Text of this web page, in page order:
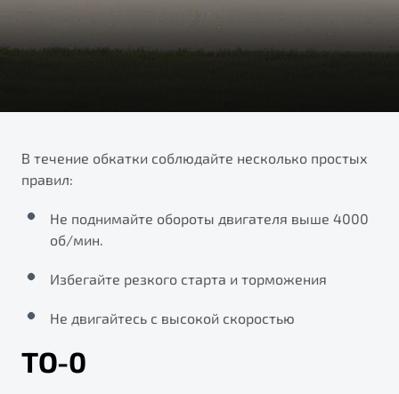
Трейд-ин
Расчет КАСКО
Гарантия Belgee
Belgee Клуб
Реферальная программа
Клиентская поддержка
Помощь на дорогах
Правовая информация
В течение обкатки соблюдайте несколько простых
правил:
Не поднимайте обороты двигателя выше 4000
об/мин.
Избегайте резкого старта и торможения
Не двигайтесь с высокой скоростью
ТО-0